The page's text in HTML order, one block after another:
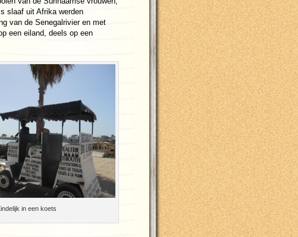
slaaf uit Afrika werden
van de Senegalrivier en met
een eiland, deels op een
in een koets